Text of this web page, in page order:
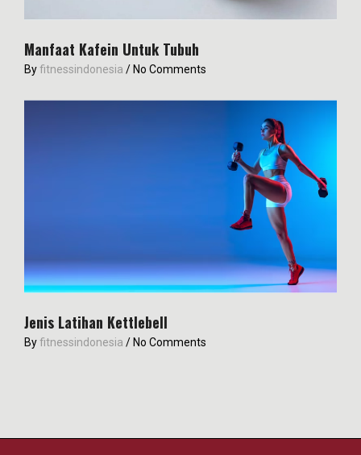
Manfaat Kafein Untuk Tubuh
Byfitnessindonesia / No Comments
Jenis Latihan Kettlebell
Byfitnessindonesia / No Comments